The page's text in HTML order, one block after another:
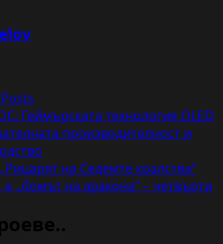
Геймърската технология OLED
производителност и
на Седемте кралства“
„Домът на дракона“ – четвърти